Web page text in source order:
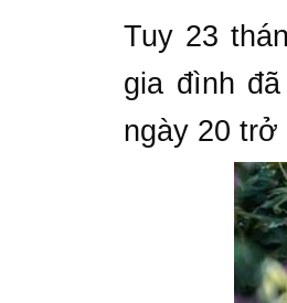
Tuy 23
gia đình
ngày 20